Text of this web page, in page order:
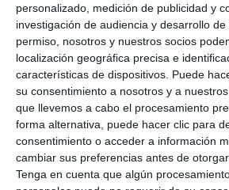
personalizado, medición de publicidad y
investigación de audiencia y desarrollo de
permiso, nosotros y nuestros socios
localización geográfica precisa e
características de dispositivos. Puede
su consentimiento a nosotros y a
que llevemos a cabo el procesamiento
forma alternativa, puede hacer clic para
consentimiento o acceder a información
cambiar sus preferencias antes de
Tenga en cuenta que algún